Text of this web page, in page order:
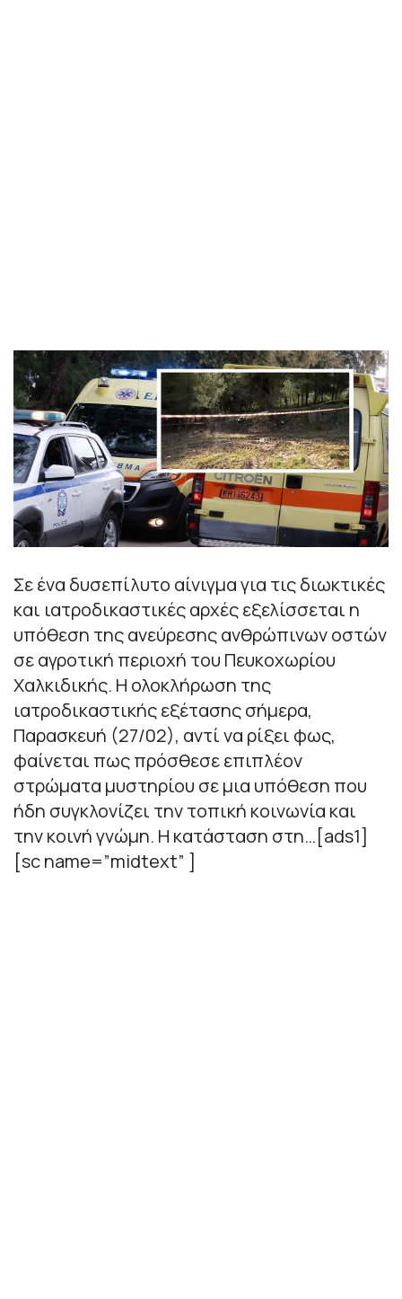
Σε ένα δυσεπίλυτο αίνιγμα για τις διωκτικές
και ιατροδικαστικές αρχές εξελίσσεται η
υπόθεση της ανεύρεσης ανθρώπινων οστών
σε αγροτική περιοχή του Πευκοχωρίου
Χαλκιδικής. Η ολοκλήρωση της
ιατροδικαστικής εξέτασης σήμερα,
Παρασκευή (27/02), αντί να ρίξει φως,
φαίνεται πως πρόσθεσε επιπλέον
στρώματα μυστηρίου σε μια υπόθεση που
ήδη συγκλονίζει την τοπική κοινωνία και
την κοινή γνώμη. Η κατάσταση στη…[ads1]
[sc name=”midtext” ]